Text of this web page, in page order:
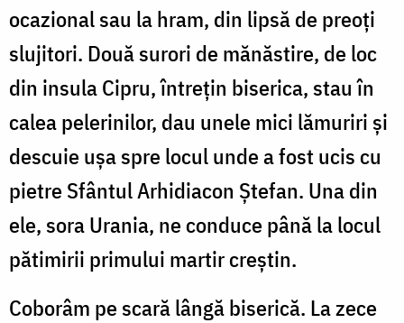
ocazional sau la hram, din lipsă de preoți
slujitori. Două surori de mănăstire, de loc
din insula Cipru, întrețin biserica, stau în
calea pelerinilor, dau unele mici lămuriri și
descuie ușa spre locul unde a fost ucis cu
pietre Sfântul Arhidiacon Ștefan. Una din
ele, sora Urania, ne conduce până la locul
pătimirii primului martir creștin.
Coborâm pe scară lângă biserică. La zece